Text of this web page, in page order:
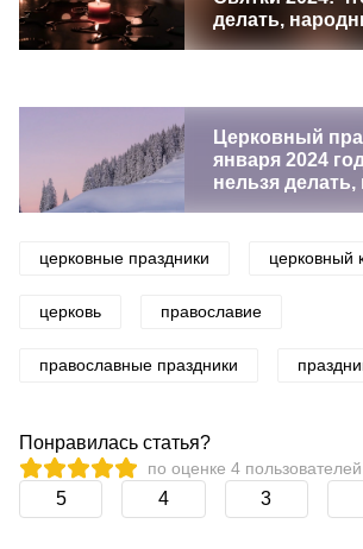
делать,
Церковный
января 2024
нельзя
церковные праздники церковный
церковь православие
православные праздники
Понравилась статья?
по оценке 4 пользователей
5 4 3